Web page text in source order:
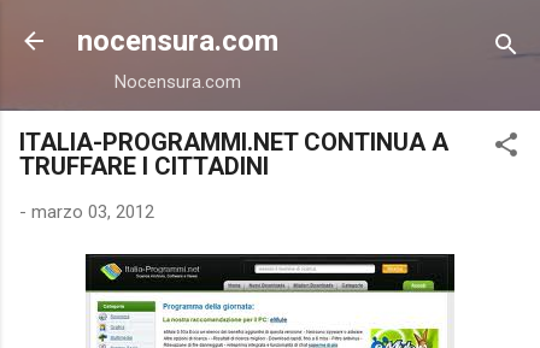
Passa ai contenuti principali
nocensura.com
Nocensura.com
ITALIA-PROGRAMMI.NET CONTINUA A
TRUFFARE I CITTADINI
- marzo 03, 2012